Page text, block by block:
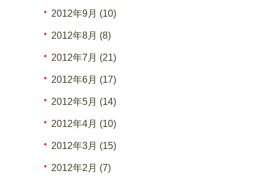
2012年9月 (10)
2012年8月 (8)
2012年7月 (21)
2012年6月 (17)
2012年5月 (14)
2012年4月 (10)
2012年3月 (15)
2012年2月 (7)